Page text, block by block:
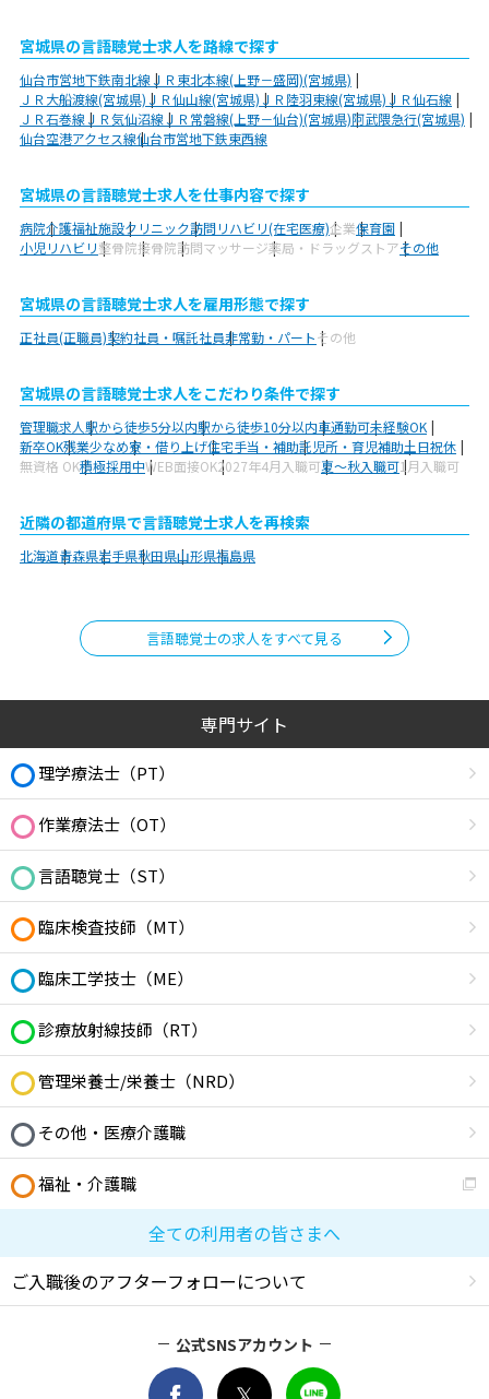
宮城県の言語聴覚士求人を路線で探す
仙台市営地下鉄南北線ＪＲ東北本線(上野－盛岡)(宮城県)
ＪＲ大船渡線(宮城県)ＪＲ仙山線(宮城県)ＪＲ陸羽東線(宮城県)ＪＲ仙石線
ＪＲ石巻線ＪＲ気仙沼線ＪＲ常磐線(上野－仙台)(宮城県)阿武隈急行(宮城県)
仙台空港アクセス線仙台市営地下鉄東西線
宮城県の言語聴覚士求人を仕事内容で探す
病院介護福祉施設クリニック訪問リハビリ(在宅医療)企業保育園
小児リハビリ整骨院接骨院訪問マッサージ薬局・ドラッグストアその他
宮城県の言語聴覚士求人を雇用形態で探す
正社員(正職員)契約社員・嘱託社員非常勤・パートその他
宮城県の言語聴覚士求人をこだわり条件で探す
管理職求人駅から徒歩5分以内駅から徒歩10分以内車通勤可未経験OK
新卒OK残業少なめ寮・借り上げ住宅手当・補助託児所・育児補助土日祝休
無資格 OK積極採用中WEB面接OK2027年4月入職可夏～秋入職可1月入職可
近隣の都道府県で言語聴覚士求人を再検索
北海道青森県岩手県秋田県山形県福島県
言語聴覚士の求人をすべて見る
専門サイト
理学療法士（PT）
作業療法士（OT）
言語聴覚士（ST）
臨床検査技師（MT）
臨床工学技士（ME）
診療放射線技師（RT）
管理栄養士/栄養士（NRD）
その他・医療介護職
福祉・介護職
全ての利用者の皆さまへ
ご入職後のアフターフォローについて
公式SNSアカウント